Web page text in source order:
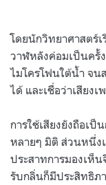
โดยนักวิทยาศาสตร์
วาฬหลังค่อมเป็นครั้
ไมโครโฟนใต้น้ำ จน
ได้ และเชื่อว่าเสียง
การใช้เสียงยังถือเ
หลายๆ มิติ ส่วนหนึ่ง
ประสาทการมองเห็
รับกลิ่นก็มีประสิทธิภ